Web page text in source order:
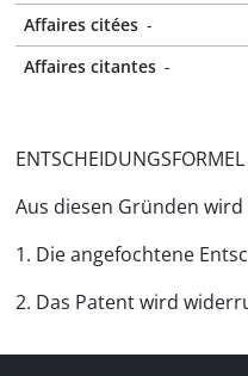
Affaires citées -
Affaires citantes -
ENTSCHEIDUNGSFORMEL
Aus diesen Gründen
1. Die angefochtene
2. Das Patent wird